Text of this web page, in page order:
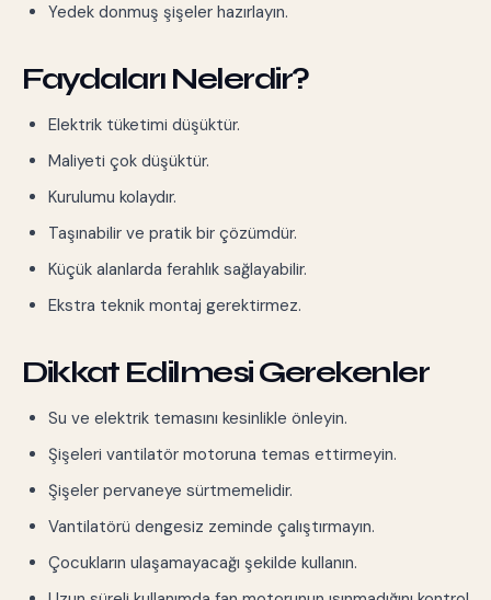
Yedek donmuş şişeler hazırlayın.
Faydaları Nelerdir?
Elektrik tüketimi düşüktür.
Maliyeti çok düşüktür.
Kurulumu kolaydır.
Taşınabilir ve pratik bir çözümdür.
Küçük alanlarda ferahlık sağlayabilir.
Ekstra teknik montaj gerektirmez.
Dikkat Edilmesi Gerekenler
Su ve elektrik temasını kesinlikle önleyin.
Şişeleri vantilatör motoruna temas ettirmeyin.
Şişeler pervaneye sürtmemelidir.
Vantilatörü dengesiz zeminde çalıştırmayın.
Çocukların ulaşamayacağı şekilde kullanın.